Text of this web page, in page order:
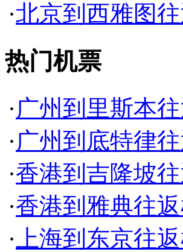
·北京到西雅图
热门机票
·广州到里斯本
·广州到底特律
·香港到吉隆坡
·香港到雅典往
· 上海到东京往